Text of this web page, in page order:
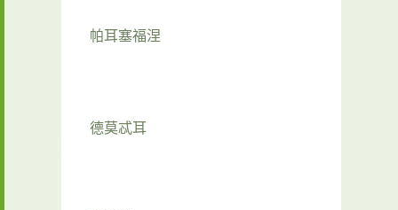
帕耳塞福涅
德莫忒耳